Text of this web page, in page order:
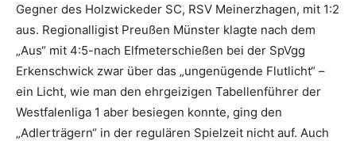
Gegner des Holzwickeder SC, RSV Meinerzhagen, mit 1:2
aus. Regionalligist Preußen Münster klagte nach dem
„Aus“ mit 4:5-nach Elfmeterschießen bei der SpVgg
Erkenschwick zwar über das „ungenügende Flutlicht“ –
ein Licht, wie man den ehrgeizigen Tabellenführer der
Westfalenliga 1 aber besiegen konnte, ging den
„Adlerträgern“ in der regulären Spielzeit nicht auf. Auch